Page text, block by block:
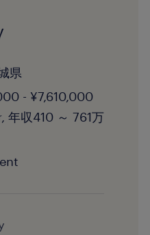
県
- ¥7,610,000
年収410 ～ 761万